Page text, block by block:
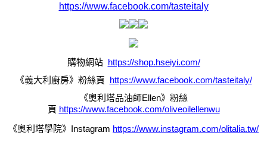
https://www.facebook.com/tasteitaly
購物網站 https://shop.hseiyi.com/
《義大利廚房》粉絲頁 https://www.facebook.com/tasteitaly/
《奧利塔品油師Ellen》粉絲
頁 https://www.facebook.com/oliveoilellenwu
《奧利塔學院》 Instagram https://www.instagram.com/olitalia.tw/